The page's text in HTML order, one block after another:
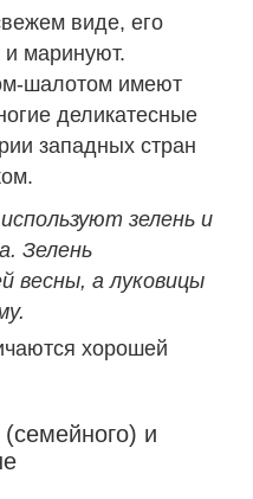
виде, его
и маринуют.
шалотом имеют
деликатесные
западных стран
зелень и
Зелень
весны, а луковицы
хорошей
и